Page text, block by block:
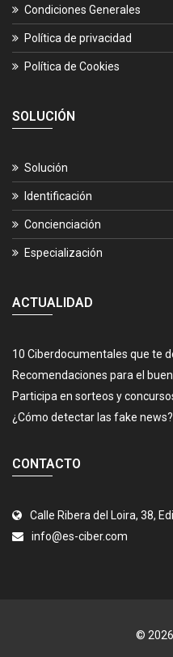
Condiciones Generales
Política de privacidad
Política de Cookies
SOLUCIÓN
Solución
Identificación
Concienciación
Especialización
ACTUALIDAD
10 Ciberdocumentales que te
Recomendaciones para el
Participa en sorteos y
¿Cómo detectar las fake news?
CONTACTO
Calle Ribera del Loira, 38,
info@es-ciber.com
© 2026.